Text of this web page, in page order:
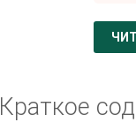
Краткое